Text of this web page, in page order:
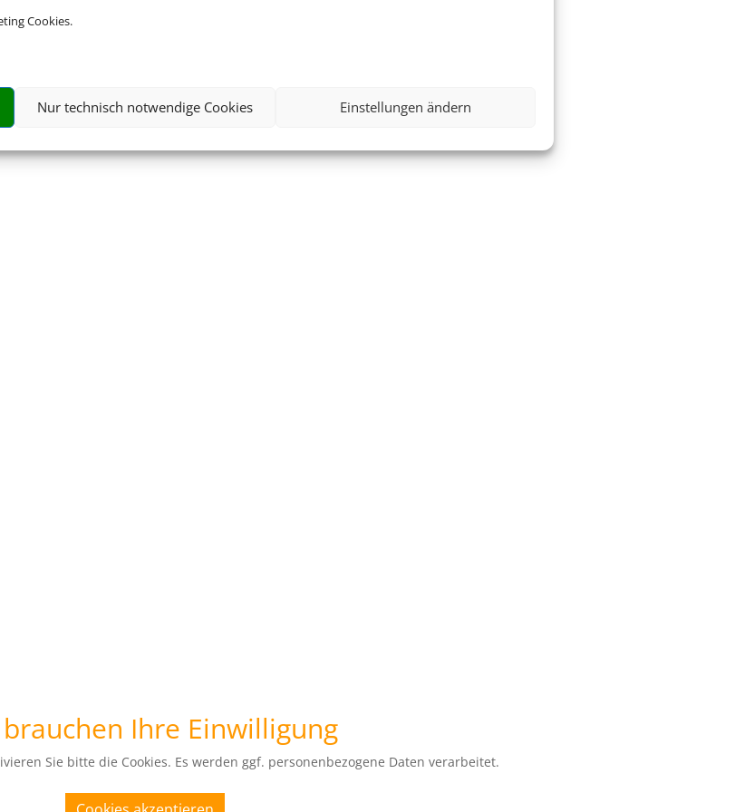
Cookies.
Nur technisch notwendige Cookies Einstellungen ändern
Ihre Einwilligung
Sie bitte die Cookies. Es werden ggf. personenbezogene Daten verarbeitet.